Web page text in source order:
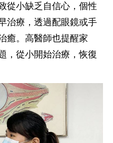
從小缺乏自信心，個性
治療，透過配眼鏡或手
癒。高醫師也提醒家
，從小開始治療，恢復